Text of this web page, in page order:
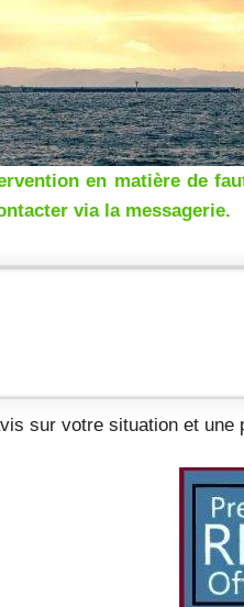
en matière de
via la messagerie.
sur votre situation et une